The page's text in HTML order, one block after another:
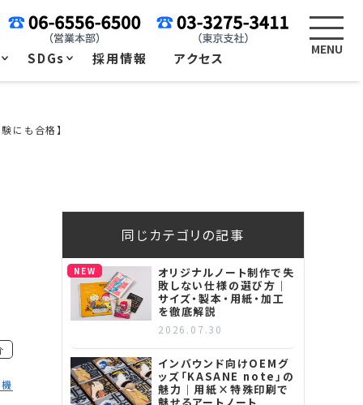
SDGs 採用情報 アクセス
にも合格】
同じカテゴリの記事
NEW
オリジナルノート制作で失
敗しない仕様の選び方｜
サイズ・製本・用紙・加工
を徹底解説
2026.07.30
インバウンド向けOEMグ
ッズ「KASANE note」の
魅力｜用紙×特殊印刷で